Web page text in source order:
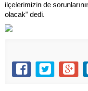
ilçelerimizin de
olacak” dedi.